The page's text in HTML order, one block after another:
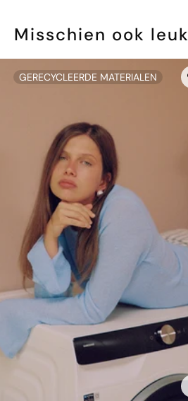
Misschien ook leuk
GERECYCLEERDE MATERIALEN